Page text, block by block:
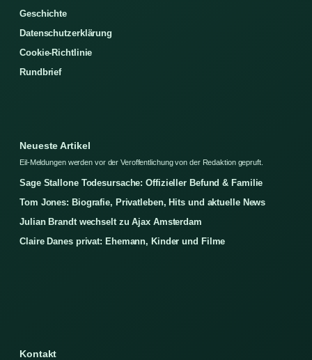
Geschichte
Datenschutzerklärung
Cookie-Richtlinie
Rundbrief
Neueste Artikel
Eil-Meldungen werden vor der Veroffentlichung von der Redaktion gepruft.
Sage Stallone Todesursache: Offizieller Befund & Familie
Tom Jones: Biografie, Privatleben, Hits und aktuelle News
Julian Brandt wechselt zu Ajax Amsterdam
Claire Danes privat: Ehemann, Kinder und Filme
Kontakt